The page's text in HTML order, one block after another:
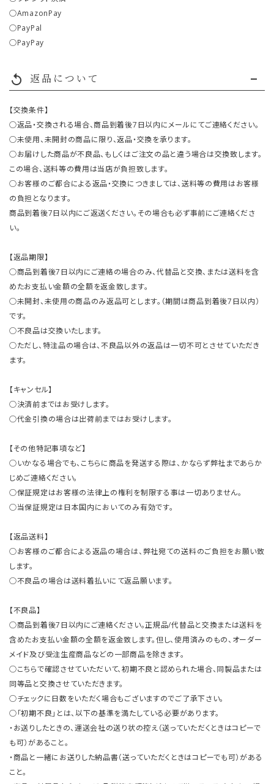
○AmazonPay
○PayPal
○PayPay
replay 返品について
【交換条件】
○返品・交換される場合、商品到着後7日以内にメールにてご連絡ください。
○未使用、未開封の商品に限り、返品・交換を承ります。
○お届けした商品が不良品、もしくはご注文の品と違う場合は交換致します。
この場合、送料等の費用は当店が負担致します。
○お客様のご都合による返品・交換につきましては、送料等の費用はお客様
の負担となります。
商品到着後7日以内にご返送ください。その場合も必ず事前にご連絡くださ
い。
【返品期限】
○商品到着後7日以内にご連絡の場合のみ、代替品と交換、または送料を含
めたお支払い金額の全額を返金致します。
○未開封、未使用の商品のみ返品可とします。（期間は商品到着後7日以内）
です。
○不良品は交換いたします。
○ただし、特注品の場合は、不良品以外の返品は一切不可とさせていただき
ます。
【キャンセル】
○決済前まではお受けします。
○代金引換の場合は出荷前まではお受けします。
【その他特記事項など】
○いかなる場合でも、こちらに商品を発送する際は、かならず弊社まであらか
じめご連絡ください。
○保証規定はお客様の法律上の権利を制限する事は一切ありません。
○当保証規定は日本国内においてのみ有効です。
【返品送料】
○お客様のご都合による返品の場合は、弊社宛ての送料のご負担をお願い致
します。
○不良品の場合は送料着払いにて返品願います。
【不良品】
○商品到着後7日以内にご連絡ください。正規品/代替品と交換または送料を
含めたお支払い金額の全額を返金致します。但し、使用済みのもの、オーダー
メイド及び受注生産商品などの一部商品を除きます。
○こちらで確認させていただいて、初期不良と認められた場合、同製品または
同等品と交換させていただきます。
○チェックに日数をいただく場合もございますのでご了承下さい。
○「初期不良」とは、以下の基準を満たしている必要があります。
・お送りしたときの、運送会社の送り状の控え（送っていただくときはコピーで
も可）があること。
・商品と一緒にお送りした納品書（送っていただくときはコピーでも可）がある
こと。